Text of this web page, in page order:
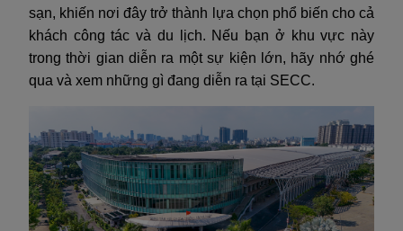
sạn, khiến nơi đây trở thành lựa chọn phổ biến cho cả
khách công tác và du lịch. Nếu bạn ở khu vực này
trong thời gian diễn ra một sự kiện lớn, hãy nhớ ghé
qua và xem những gì đang diễn ra tại SECC.